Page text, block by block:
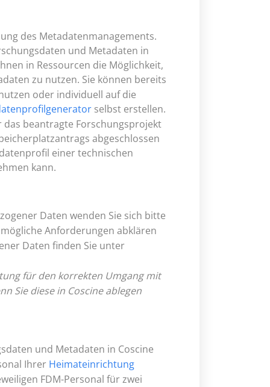
des Metadatenmanagements.
und Metadaten in
in Ressourcen die Möglichkeit,
zu nutzen. Sie können bereits
oder individuell auf die
selbst erstellen.
beantragte Forschungsprojekt
abgeschlossen
einer technischen
kann.
Daten wenden Sie sich bitte
Anforderungen abklären
Daten finden Sie unter
für den korrekten Umgang mit
Sie diese in Coscine ablegen
und Metadaten in Coscine
Ihrer Heimateinrichtung
FDM-Personal für zwei